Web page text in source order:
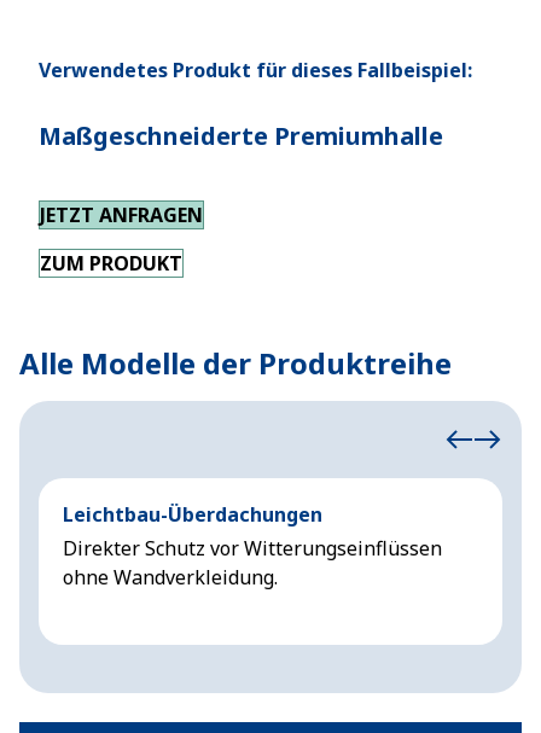
Verwendetes Produkt für dieses Fallbeispiel:
Maßgeschneiderte Premiumhalle
JETZT ANFRAGEN
ZUM PRODUKT
Alle Modelle der Produktreihe
Leichtbau-Überdachungen
Direkter Schutz vor Witterungseinflüssen
ohne Wandverkleidung.